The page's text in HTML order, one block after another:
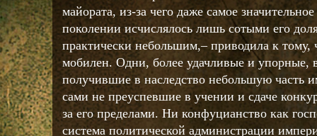
майората, из-за чего даже самое
поколении исчислялось лишь сотыми его
практически небольшим,– приводила к
мобилен. Одни, более удачливые и упорные,
получившие в наследство небольшую часть
сами не преуспевшие в учении и сдаче
за его пределами. Ни конфуцианство как
система политической администрации